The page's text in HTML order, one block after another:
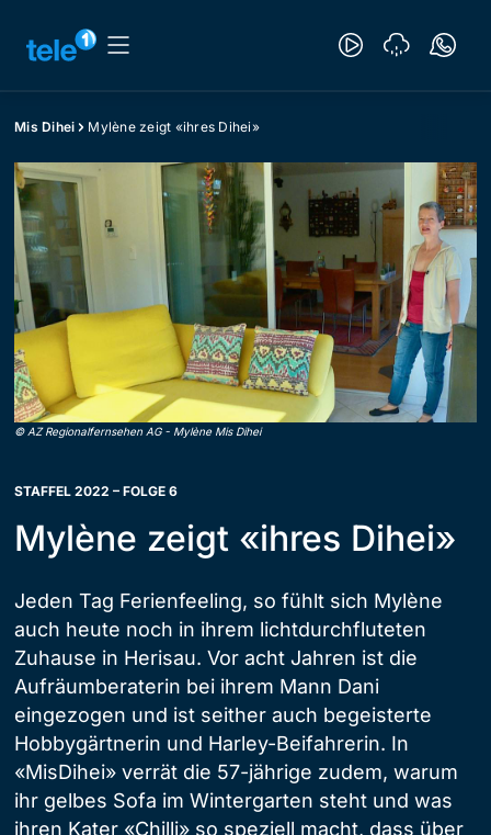
Mis Dihei Mylène zeigt «ihres Dihei»
© AZ Regionalfernsehen AG- Mylène Mis Dihei
STAFFEL 2022 – FOLGE 6
Mylène zeigt «ihres Dihei»
Jeden Tag Ferienfeeling, so fühlt sich Mylène
auch heute noch in ihrem lichtdurchfluteten
Zuhause in Herisau. Vor acht Jahren ist die
Aufräumberaterin bei ihrem Mann Dani
eingezogen und ist seither auch begeisterte
Hobbygärtnerin und Harley-Beifahrerin. In
«MisDihei» verrät die 57-jährige zudem, warum
ihr gelbes Sofa im Wintergarten steht und was
ihren Kater «Chilli» so speziell macht, dass über